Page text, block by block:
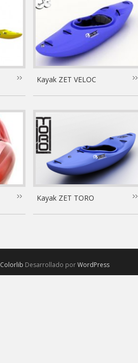
Kayak ZET VELOC
Kayak ZET TORO
Colorlib Desarrollado porWordPress